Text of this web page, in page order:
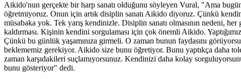
Aikido'nun gerçekte bir harp sanatı olduğunu söyleyen Vural, "Ama
öğretmiyoruz. Onun için artık disiplin sanatı Aikido diyoruz. Çünkü
müsabaka yok. Tek yarış kendinizle. Disiplin sanatı olmasının nedeni,
kaldırması. Kişinin kendini sorgulaması için çok önemli Aikido.
Çünkü bu günlük yaşamınıza girmeli. O zaman bunun faydasını
beklememiz gerekiyor. Aikido size bunu öğretiyor. Bunu yaptıkça daha
zaman karşıdakileri suçlamıyorsunuz. Kendinizi daha kolay
bunu gösteriyor" dedi.